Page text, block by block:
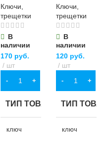
Ключи,
трещетки
В
наличии
170 руб.
шт
В КОРЗИНУ
ТИП ТОВАРА
ключ
Ключи,
трещетки
В
наличии
120 руб.
шт
В КОРЗИНУ
ТИП
ключ